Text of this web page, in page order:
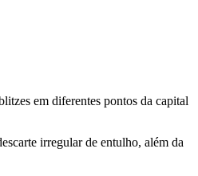
em diferentes pontos da capital
irregular de entulho, além da